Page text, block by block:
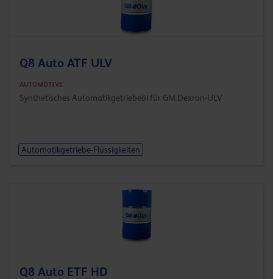
Q8 Auto ATF ULV
AUTOMOTIVE
Synthetisches Automatikgetriebeöl für GM Dexron-ULV
Automatikgetriebe-Flüssigkeiten
Q8 Auto ETF HD